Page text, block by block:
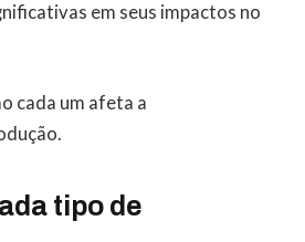
em seus impactos no
cada um afeta a
tipo de